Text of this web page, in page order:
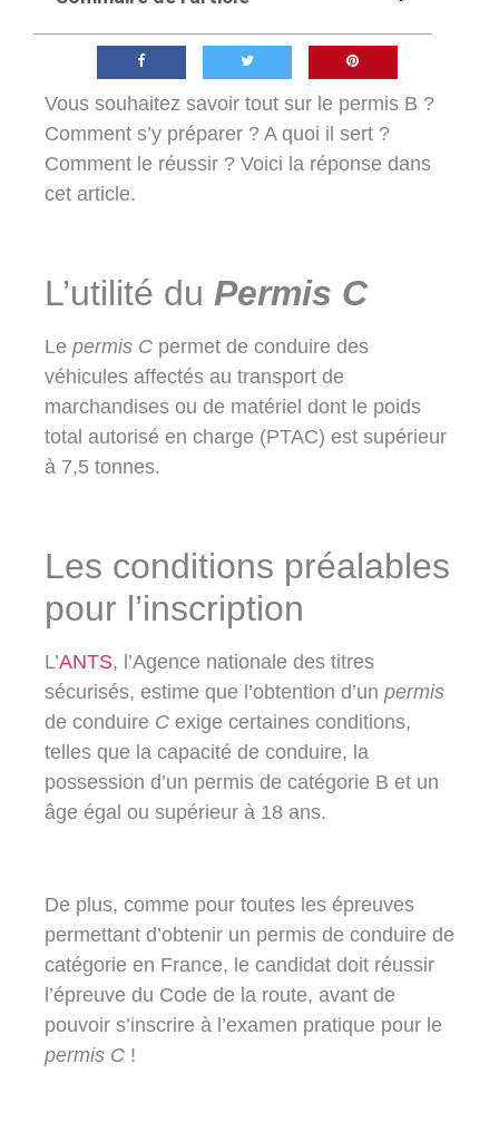
Vous souhaitez savoir tout sur le permis B ?
Comment s’y préparer ? A quoi il sert ?
Comment le réussir ? Voici la réponse dans
cet article.
L’utilité du Permis C
Le permis C permet de conduire des
véhicules affectés au transport de
marchandises ou de matériel dont le poids
total autorisé en charge (PTAC) est supérieur
à 7,5 tonnes.
Les conditions préalables
pour l’inscription
L’ANTS, l’Agence nationale des titres
sécurisés, estime que l’obtention d’un permis
de conduire C exige certaines conditions,
telles que la capacité de conduire, la
possession d’un permis de catégorie B et un
âge égal ou supérieur à 18 ans.
De plus, comme pour toutes les épreuves
permettant d’obtenir un permis de conduire de
catégorie en France, le candidat doit réussir
l’épreuve du Code de la route, avant de
pouvoir s’inscrire à l’examen pratique pour le
permis C !